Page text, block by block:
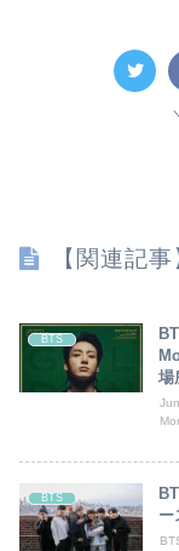
【関連記事
BTS
場
BTS
ー